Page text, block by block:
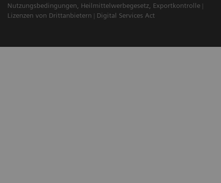
Nutzungsbedingungen, Heilmittelwerbegesetz, Exportkontrolle
Lizenzen von Drittanbietern
Digital Services Act